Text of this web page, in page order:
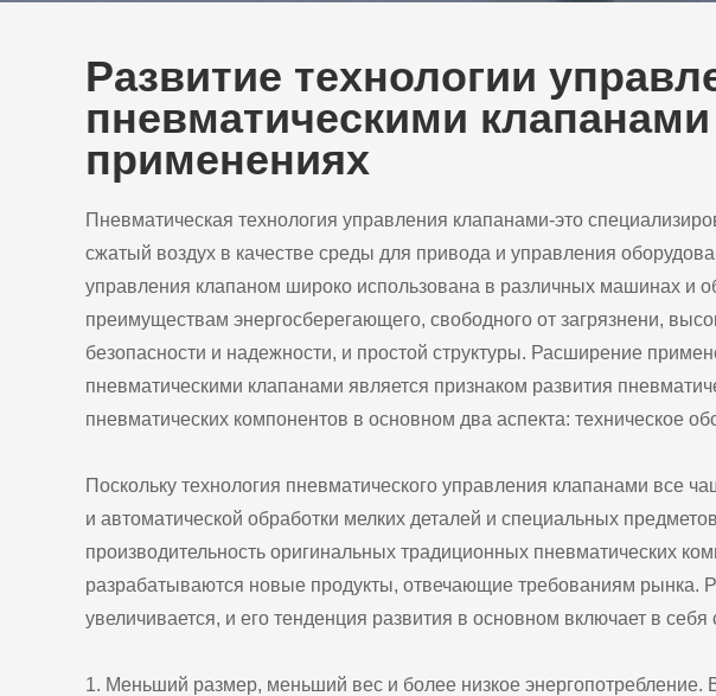
Развитие технологии
пневматическими
применениях
Пневматическая технология управления клапанами-это
сжатый воздух в качестве среды для привода и управления
управления клапаном широко использована в различных машинах и
преимуществам энергосберегающего, свободного от загрязнени,
безопасности и надежности, и простой структуры. Расширение
пневматическими клапанами является признаком развития
пневматических компонентов в основном два аспекта: техническое
Поскольку технология пневматического управления клапанами все
и автоматической обработки мелких деталей и специальных
производительность оригинальных традиционных пневматических
разрабатываются новые продукты, отвечающие требованиям рынка.
увеличивается, и его тенденция развития в основном включает в
1. Меньший размер, меньший вес и более низкое